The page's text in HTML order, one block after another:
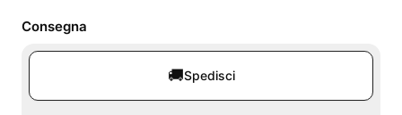
Consegna
🚚Spedisci